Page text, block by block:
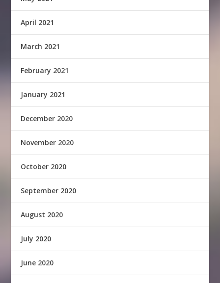
April 2021
March 2021
February 2021
January 2021
December 2020
November 2020
October 2020
September 2020
August 2020
July 2020
June 2020